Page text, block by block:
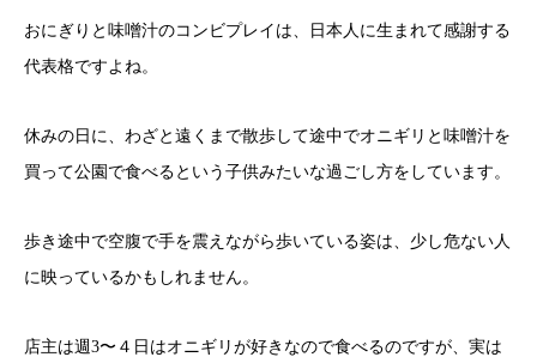
おにぎりと味噌汁のコンビプレイは、日本人に生まれて感謝する
代表格ですよね。
休みの日に、わざと遠くまで散歩して途中でオニギリと味噌汁を
買って公園で食べるという子供みたいな過ごし方をしています。
歩き途中で空腹で手を震えながら歩いている姿は、少し危ない人
に映っているかもしれません。
店主は週3〜４日はオニギリが好きなので食べるのですが、実は